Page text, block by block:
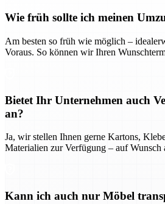
Wie früh sollte ich meinen
Am besten so früh wie möglich –
Voraus. So können wir Ihren
Bietet Ihr Unternehmen auch
an?
Ja, wir stellen Ihnen gerne Kartons,
Materialien zur Verfügung – auf Wunsch
Kann ich auch nur Möbel